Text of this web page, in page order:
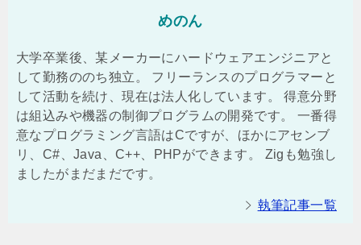
めのん
大学卒業後、某メーカーにハードウェアエンジニアと
して勤務ののち独立。 フリーランスのプログラマーと
して活動を続け、現在は法人化しています。 得意分野
は組込みや機器の制御プログラムの開発です。 一番得
意なプログラミング言語はCですが、ほかにアセンブ
リ、C#、Java、C++、PHPができます。 Zigも勉強し
ましたがまだまだです。
執筆記事一覧